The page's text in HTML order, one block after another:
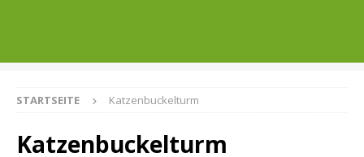
STARTSEITE Katzenbuckelturm
Katzenbuckelturm